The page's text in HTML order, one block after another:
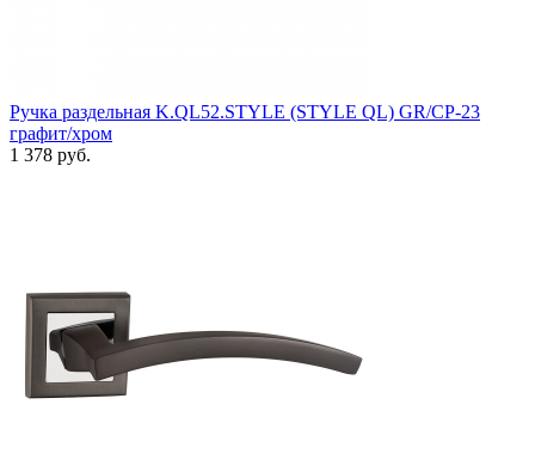
Ручка раздельная K.QL52.STYLE (STYLE QL) GR/CP-23
графит/хром
1 378 руб.